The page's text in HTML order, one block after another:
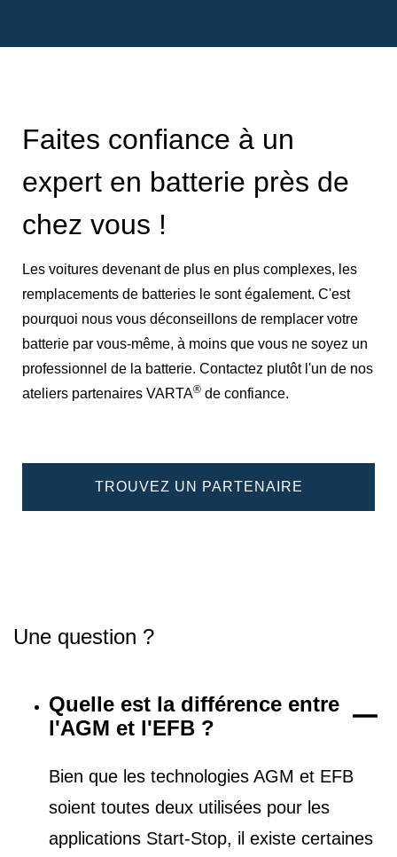
Faites confiance à un
expert en batterie près de
chez vous !
Les voitures devenant de plus en plus complexes, les
remplacements de batteries le sont également. C'est
pourquoi nous vous déconseillons de remplacer votre
batterie par vous-même, à moins que vous ne soyez un
professionnel de la batterie. Contactez plutôt l'un de nos
ateliers partenaires VARTA® de confiance.
TROUVEZ UN PARTENAIRE
Une question ?
Quelle est la différence entre
l'AGM et l'EFB ?
Bien que les technologies AGM et EFB
soient toutes deux utilisées pour les
applications Start-Stop, il existe certaines